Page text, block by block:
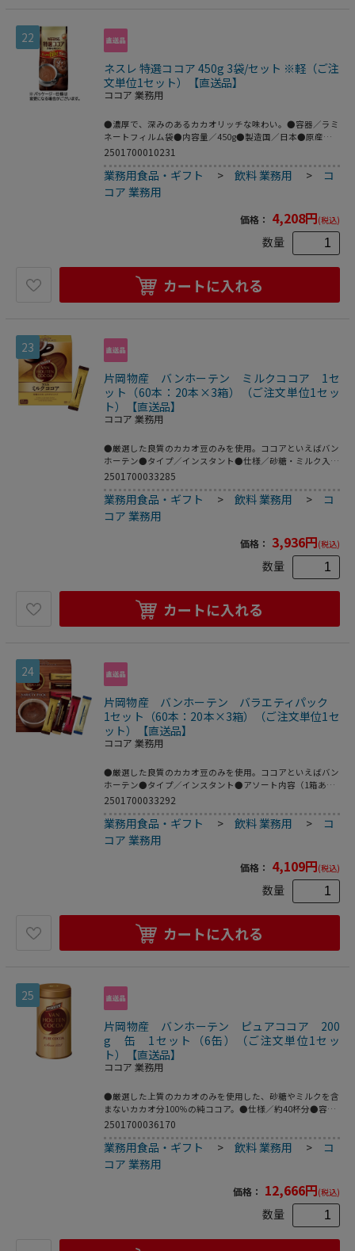
22
ネスレ 特選ココア 450g 3袋/セット ※軽（ご注
文単位1セット）【直送品】
ココア 業務用
●濃厚で、深みのあるカカオリッチな味わい。●容器／ラミ
ネートフィルム袋●内容量／450g●製造国／日本●原産国
／シンガポール、日本、ガーナ、オランダ、カナダ、ドイ
ー／77kcal●成分／たんぱく質 0.4-0.8g、脂質 1.2g、炭水化
物 16.0g、ナトリウム 101mg●賞味期限／商品の発送時点
で、賞味期限まで残り120日以上の商品をお届けします。●
保存方法／高温多湿の場所をさけて保存してください。●約
25杯分●1セット=3袋※メーカー都合により、パッケージデ
ザインおよび仕様が変更になる場合がございます。●3袋の
2501700010231
業務用食品・ギフト >飲料 業務用 > コ
コア 業務用
価格： 4,208円(税込)
数量
カートに入れる
23
片岡物産 バンホーテン ミルクココア 1セ
ット（60本：20本×3箱）（ご注文単位1セッ
ト）【直送品】
ココア 業務用
●厳選した良質のカカオ豆のみを使用。ココアといえばバン
ホーテン●タイプ／インスタント●仕様／砂糖・ミルク入り
●容器／スティック●内容量／18.0g（1本あたり）●製造国
180日以上の商品をお届けします。●保存方法／常温●1セ
ット＝20本入×3箱※メーカー都合により、パッケージデザ
インおよび仕様が変更になる場合がございます。●本格的な
味わいのミルクココア。●20本の3箱セット。
2501700033285
業務用食品・ギフト >飲料 業務用 > コ
コア 業務用
価格： 3,936円(税込)
数量
カートに入れる
24
片岡物産 バンホーテン バラエティパック
1セット（60本：20本×3箱）（ご注文単位1セ
ット）【直送品】
ココア 業務用
●厳選した良質のカカオ豆のみを使用。ココアといえばバン
ホーテン●タイプ／インスタント●アソート内容（1箱あた
り）／ミルクココア、グランカカオ、ミルクココア カロリ
賞味期限まで残り180日以上の商品をお届けします。●1セ
ット＝20本×3箱※メーカー都合により、パッケージデザイ
ンおよびセット内容・仕様が変更になる場合がございます。
●気分に合わせて選べるバラエティタイプ。●20本入の3箱
2501700033292
業務用食品・ギフト >飲料 業務用 > コ
コア 業務用
価格： 4,109円(税込)
数量
カートに入れる
25
片岡物産 バンホーテン ピュアココア 200
g 缶 1セット（6缶）（ご注文単位1セッ
ト）【直送品】
ココア 業務用
●厳選した上質のカカオのみを使用した、砂糖やミルクを含
まないカカオ分100％の純ココア。●仕様／約40杯分●容器
／缶●内容量／200g●賞味期限／商品の発送時点で、賞味
＝6缶※内容量は1缶あたり※メーカー都合により、パッケ
ージデザインおよび仕様が変更になる場合がございます。
●200g入×6本セットです。
2501700036170
業務用食品・ギフト >飲料 業務用 > コ
コア 業務用
価格： 12,666円(税込)
数量